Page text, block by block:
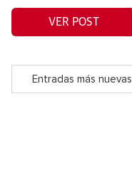
VER POST
Entradas más nuevas